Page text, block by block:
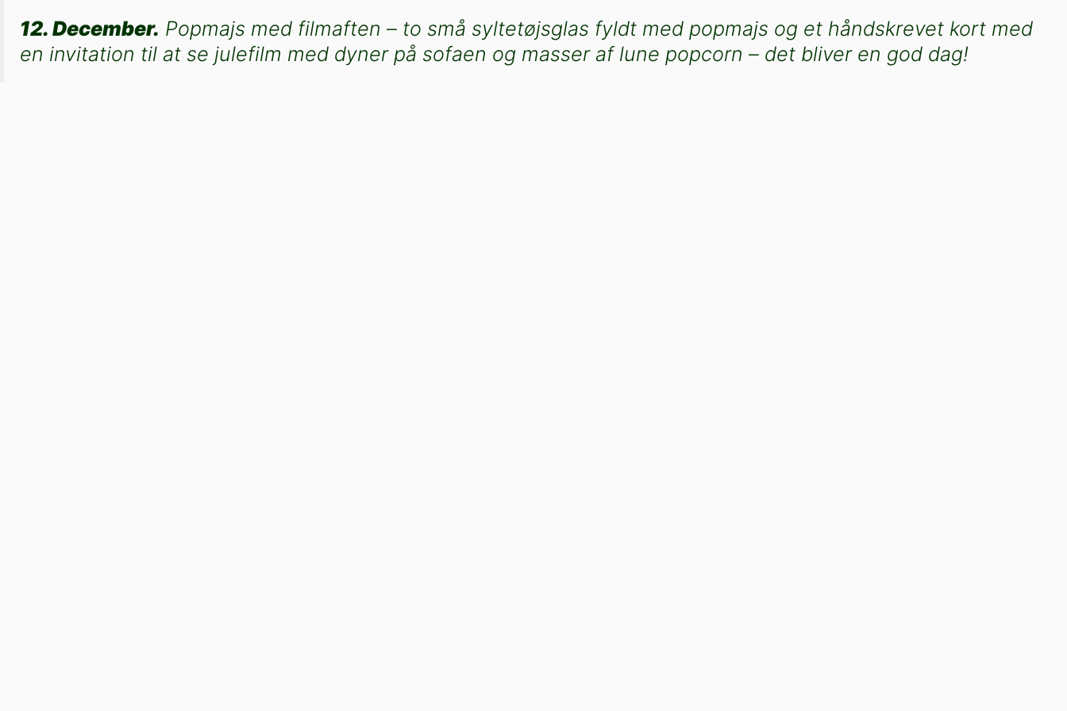
12. December. Popmajs med filmaften – to små syltetøjsglas fyldt med popmajs og et håndskrevet kort med
en invitation til at se julefilm med dyner på sofaen og masser af lune popcorn – det bliver en god dag!